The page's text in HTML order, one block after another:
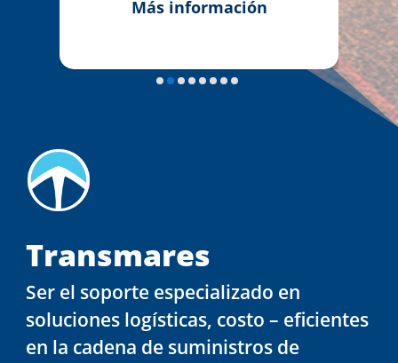
Transmares
Ser el soporte especializado en
soluciones logísticas, costo – eficientes
en la cadena de suministros de